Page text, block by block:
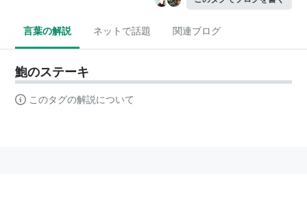
言葉の解説 ネットで話題 関連ブログ
鮑のステーキ
このタグの解説について